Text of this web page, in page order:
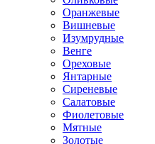
Оранжевые
Вишневые
Изумрудные
Венге
Ореховые
Янтарные
Сиреневые
Салатовые
Фиолетовые
Мятные
Золотые